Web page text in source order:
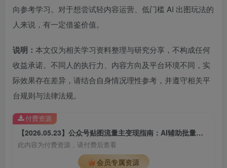
向参考学习。对于想尝试轻内容运营、低门槛 AI 出图玩法的
人来说，有一定借鉴价值。
说明： 本文仅为相关学习资料整理与研究分享，不构成任何
收益承诺。不同人的执行力、内容方向及平台环境不同，实
际效果存在差异，请结合自身情况理性参考，并遵守相关平
台规则与法律法规。
【2026.05.23】公众号贴图流量主变现指南：AI辅助批量出图与内容运营思路
此内容为付费资源，请付费后查看
会员专属资源
付费资源